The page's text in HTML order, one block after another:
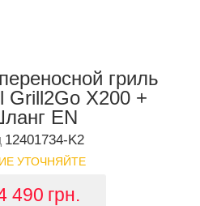
гриль
Grill2Go X200 +
EN
12401734-K2
УТОЧНЯЙТЕ
490 грн.